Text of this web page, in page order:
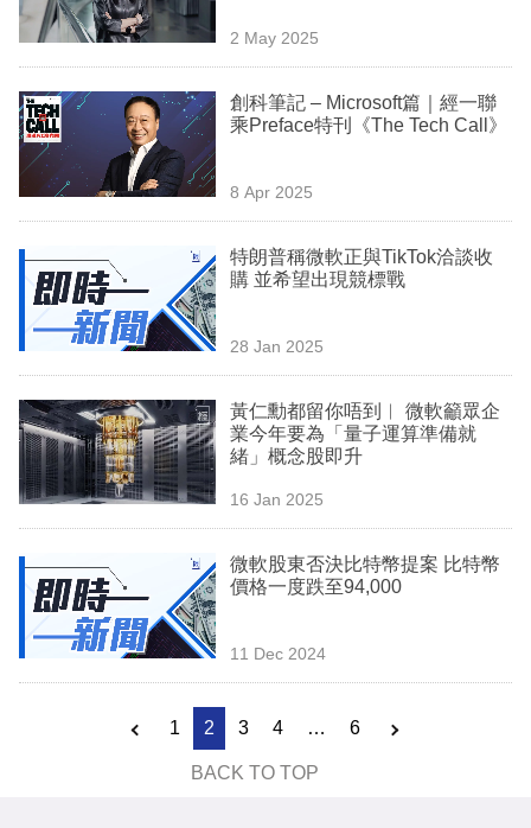
閱
區
2 May 2025
創科筆記 – Microsoft篇｜經一聯
乘Preface特刊《The Tech Call》
8 Apr 2025
特朗普稱微軟正與TikTok洽談收
購 並希望出現競標戰
28 Jan 2025
黃仁勳都留你唔到︳ 微軟籲眾企
業今年要為「量子運算準備就
緒」概念股即升
16 Jan 2025
微軟股東否決比特幣提案 比特幣
價格一度跌至94,000
11 Dec 2024
1 2 3 4 … 6
BACK TO TOP